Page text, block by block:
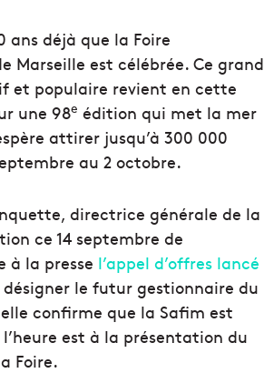
ans déjà que la Foire
Marseille est célébrée. Ce grand
et populaire revient en cette
une 98e édition qui met la mer
attirer jusqu’à 300 000
au 2 octobre.
directrice générale de la
ce 14 septembre de
à la presse l’appel d’offres lancé
désigner le futur gestionnaire du
confirme que la Safim est
est à la présentation du
Foire.